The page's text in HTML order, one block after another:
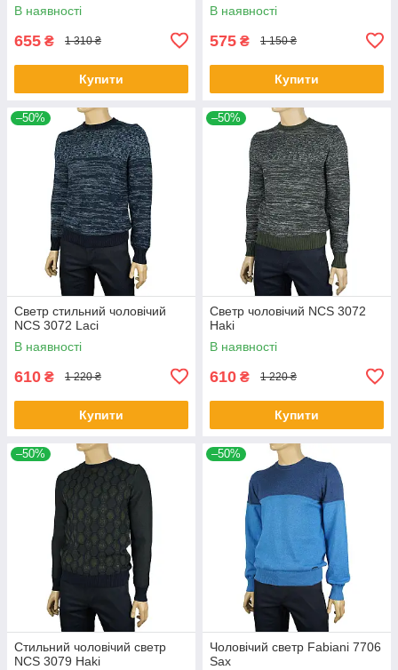
В наявності
655 ₴ 1 310 ₴
Купити
В наявності
575 ₴ 1 150 ₴
Купити
–50%
Светр стильний чоловічий
NCS 3072 Laci
В наявності
610 ₴ 1 220 ₴
Купити
–50%
Светр чоловічий NCS 3072
Haki
В наявності
610 ₴ 1 220 ₴
Купити
–50%
Стильний чоловічий светр
NCS 3079 Haki
–50%
Чоловічий светр Fabiani 7706
Sax